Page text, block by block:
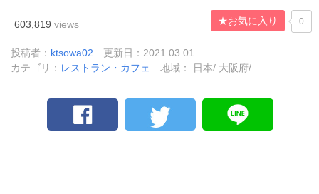
603,819 views ★お気に入り 0
投稿者： ktsowa02
更新日：2021.03.01
カテゴリ： レストラン・カフェ 地域： 日本/ 大阪府/